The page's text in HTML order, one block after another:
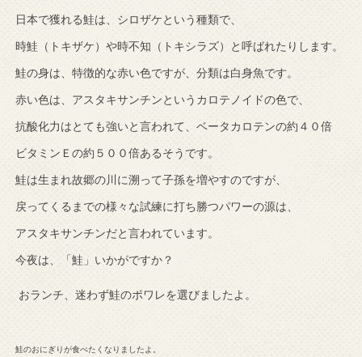
日本で獲れる鮭は、シロザケという種類で、
時鮭（トキザケ）や時不知（トキシラズ）と呼ばれたりします。
鮭の身は、特徴的な赤い色ですが、分類は白身魚です。
赤い色は、アスタキサンチンというカロテノイドの色で、
抗酸化力はとても強いと言われて、ベータカロテンの約４０倍
ビタミンＥの約５００倍あるそうです。
鮭は生まれ故郷の川に溯って子孫を増やすのですが、
戻ってくるまでの様々な試練に打ち勝つパワーの源は、
アスタキサンチンだと言われています。
今夜は、「鮭」いかがですか？
おランチ、迷わず鮭のポワレを選びましたよ。
鮭のおにぎりが食べたくなりましたよ。